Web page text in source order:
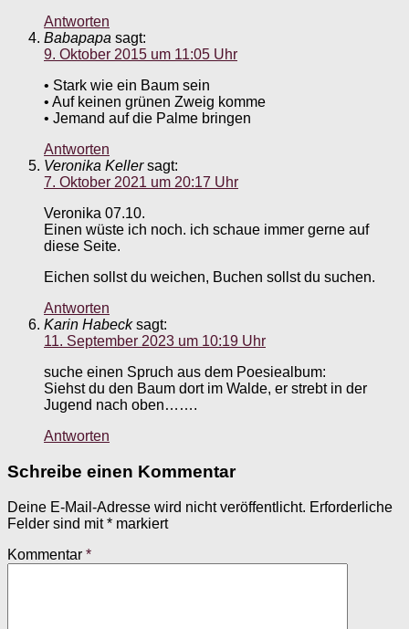
Antworten
Babapapa sagt:
9. Oktober 2015 um 11:05 Uhr
• Stark wie ein Baum sein
• Auf keinen grünen Zweig komme
• Jemand auf die Palme bringen
Antworten
Veronika Keller sagt:
7. Oktober 2021 um 20:17 Uhr
Veronika 07.10.
Einen wüste ich noch. ich schaue immer gerne auf
diese Seite.
Eichen sollst du weichen, Buchen sollst du suchen.
Antworten
Karin Habeck sagt:
11. September 2023 um 10:19 Uhr
suche einen Spruch aus dem Poesiealbum:
Siehst du den Baum dort im Walde, er strebt in der
Jugend nach oben…….
Antworten
Schreibe einen Kommentar
Deine E-Mail-Adresse wird nicht veröffentlicht. Erforderliche
Felder sind mit* markiert
Kommentar *